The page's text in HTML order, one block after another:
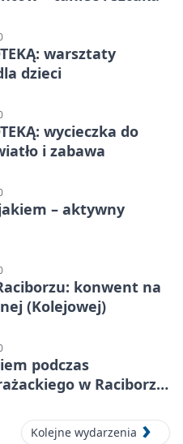
warsztaty
dzieci
wycieczka do
i zabawa
– aktywny
konwent na
(Kolejowej)
podczas
w Raciborzu
Kolejne wydarzenia